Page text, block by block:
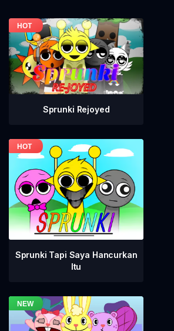
Sprunki Rejoyed
Sprunki Tapi Saya Hancurkan
Itu